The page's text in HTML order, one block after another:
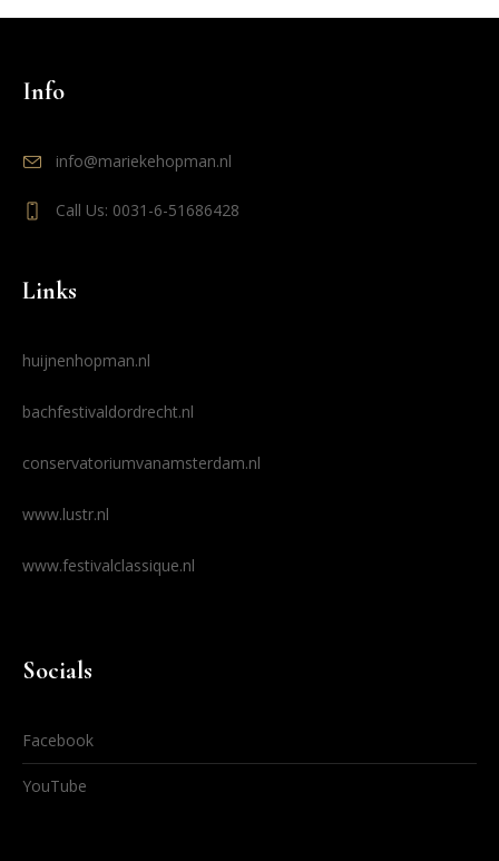
Info
info@mariekehopman.nl
Call Us: 0031-6-51686428
Links
huijnenhopman.nl
bachfestivaldordrecht.nl
conservatoriumvanamsterdam.nl
www.lustr.nl
www.festivalclassique.nl
Socials
Facebook
YouTube